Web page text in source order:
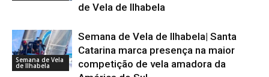
de Vela de Ilhabela
Semana de Vela
de Ilhabela
Semana de Vela de Ilhabela| Santa
Catarina marca presença na maior
competição de vela amadora da